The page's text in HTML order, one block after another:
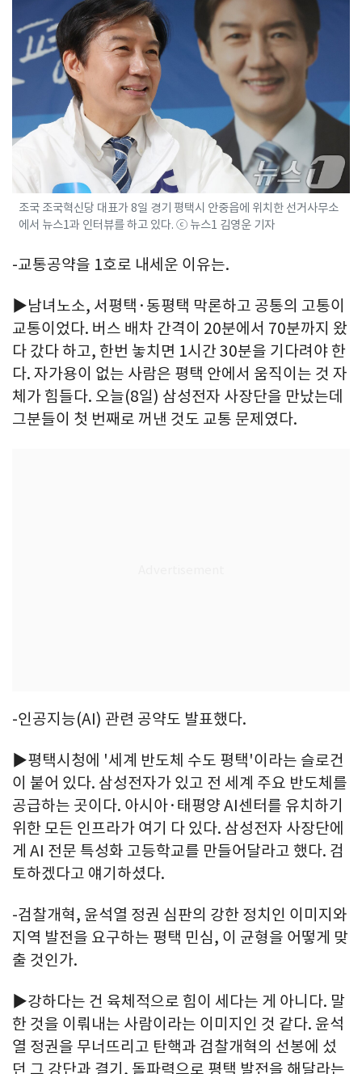
조국 조국혁신당 대표가 8일 경기 평택시 안중읍에 위치한 선거사무소
에서 뉴스1과 인터뷰를 하고 있다. ⓒ 뉴스1 김영운 기자
-교통공약을 1호로 내세운 이유는.
▶남녀노소, 서평택·동평택 막론하고 공통의 고통이
교통이었다. 버스 배차 간격이 20분에서 70분까지 왔
다 갔다 하고, 한번 놓치면 1시간 30분을 기다려야 한
다. 자가용이 없는 사람은 평택 안에서 움직이는 것 자
체가 힘들다. 오늘(8일) 삼성전자 사장단을 만났는데
그분들이 첫 번째로 꺼낸 것도 교통 문제였다.
-인공지능(AI) 관련 공약도 발표했다.
▶평택시청에 '세계 반도체 수도 평택'이라는 슬로건
이 붙어 있다. 삼성전자가 있고 전 세계 주요 반도체를
공급하는 곳이다. 아시아·태평양 AI센터를 유치하기
위한 모든 인프라가 여기 다 있다. 삼성전자 사장단에
게 AI 전문 특성화 고등학교를 만들어달라고 했다. 검
토하겠다고 얘기하셨다.
-검찰개혁, 윤석열 정권 심판의 강한 정치인 이미지와
지역 발전을 요구하는 평택 민심, 이 균형을 어떻게 맞
출 것인가.
▶강하다는 건 육체적으로 힘이 세다는 게 아니다. 말
한 것을 이뤄내는 사람이라는 이미지인 것 같다. 윤석
열 정권을 무너뜨리고 탄핵과 검찰개혁의 선봉에 섰
던 그 강단과 결기, 돌파력으로 평택 발전을 해달라는